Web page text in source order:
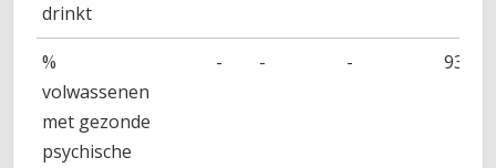
drinkt
%
volwassenen
met gezonde
psychische
- - - 93%